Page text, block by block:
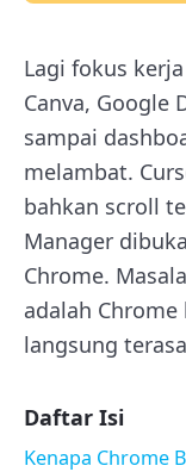
Lagi fokus
Canva, Google
sampai
melambat.
bahkan scroll
Manager
Chrome.
adalah Chrome
langsung
Daftar Isi
Kenapa Chrome